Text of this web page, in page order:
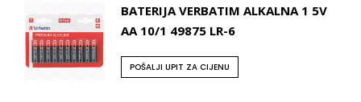
BATERIJA VERBATIM ALKALNA 1 5V
AA 10/1 49875 LR-6
POŠALJI UPIT ZA CIJENU